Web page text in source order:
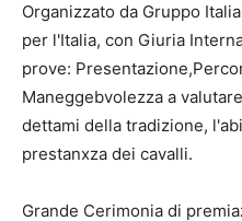
Organizzato da Gruppo
per l'Italia, con Giuria
prove:
Maneggebvolezza a
dettami della tradizione,
prestanxza dei cavalli.
Grande Cerimonia di